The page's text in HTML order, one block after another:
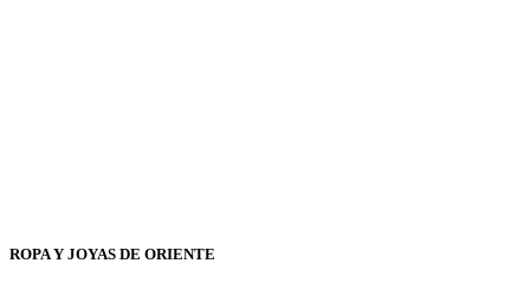
ROPA Y JOYAS DE ORIENTE